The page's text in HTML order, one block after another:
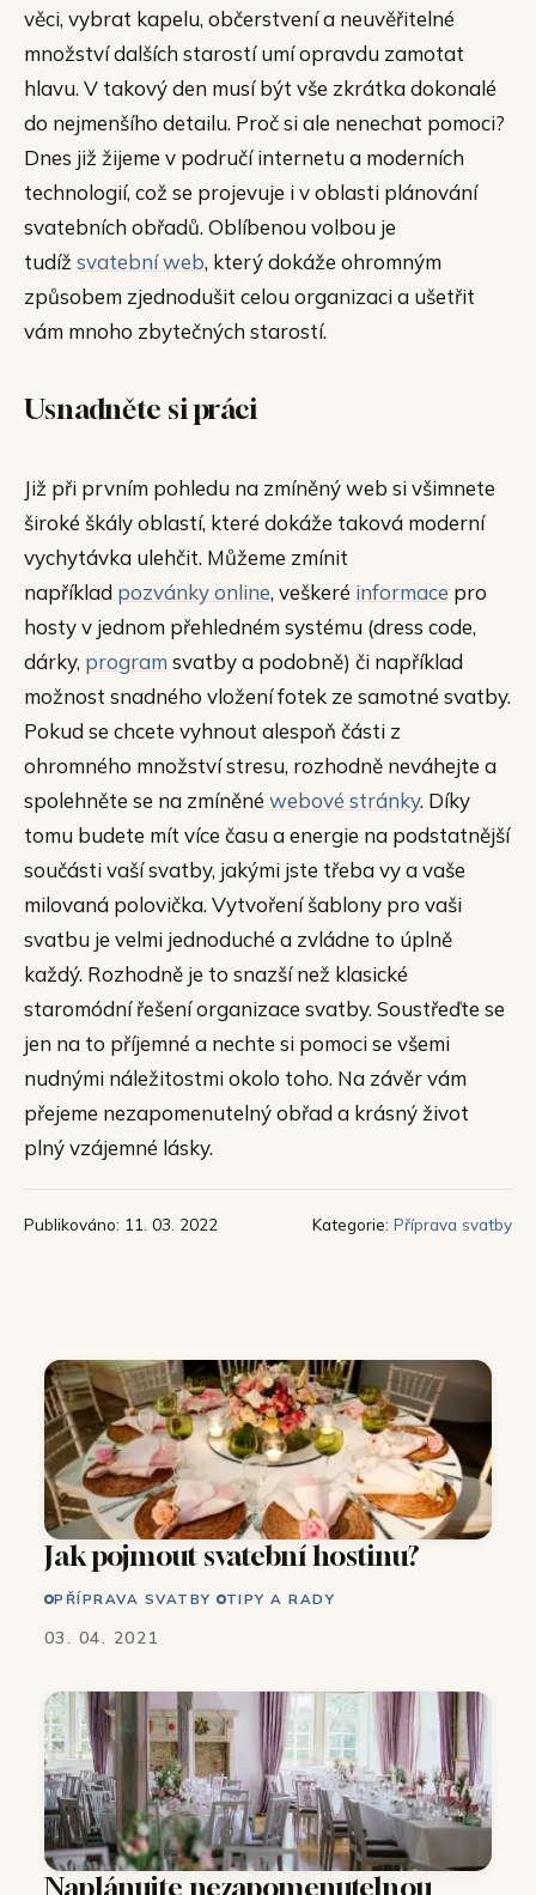
věci, vybrat kapelu, občerstvení a neuvěřitelné
množství dalších starostí umí opravdu zamotat
hlavu. V takový den musí být vše zkrátka dokonalé
do nejmenšího detailu. Proč si ale nenechat pomoci?
Dnes již žijeme v područí internetu a moderních
technologií, což se projevuje i v oblasti plánování
svatebních obřadů. Oblíbenou volbou je
tudíž svatební web, který dokáže ohromným
způsobem zjednodušit celou organizaci a ušetřit
vám mnoho zbytečných starostí.
Usnadněte si práci
Již při prvním pohledu na zmíněný web si všimnete
široké škály oblastí, které dokáže taková moderní
vychytávka ulehčit. Můžeme zmínit
například pozvánky online, veškeré informace pro
hosty v jednom přehledném systému (dress code,
dárky, program svatby a podobně) či například
možnost snadného vložení fotek ze samotné svatby.
Pokud se chcete vyhnout alespoň části z
ohromného množství stresu, rozhodně neváhejte a
spolehněte se na zmíněné webové stránky. Díky
tomu budete mít více času a energie na podstatnější
součásti vaší svatby, jakými jste třeba vy a vaše
milovaná polovička. Vytvoření šablony pro vaši
svatbu je velmi jednoduché a zvládne to úplně
každý. Rozhodně je to snazší než klasické
staromódní řešení organizace svatby. Soustřeďte se
jen na to příjemné a nechte si pomoci se všemi
nudnými náležitostmi okolo toho. Na závěr vám
přejeme nezapomenutelný obřad a krásný život
plný vzájemné lásky.
Publikováno: 11. 03. 2022 Kategorie: Příprava svatby
Jak pojmout svatební hostinu?
PŘÍPRAVA SVATBY TIPY A RADY
03. 04. 2021
Naplánujte nezapomenutelnou